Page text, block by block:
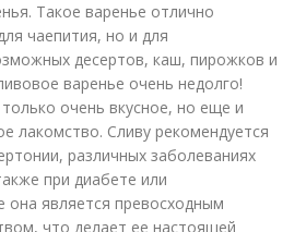
Такое варенье отлично
чаепития, но и для
десертов, каш, пирожков и
варенье очень недолго!
очень вкусное, но еще и
лакомство. Сливу рекомендуется
различных заболеваниях
при диабете или
она является превосходным
что делает ее настоящей